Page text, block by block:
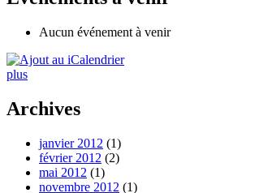
Aucun événement à venir
plus
Archives
janvier 2012 (1)
février 2012 (2)
mai 2012 (1)
novembre 2012 (1)